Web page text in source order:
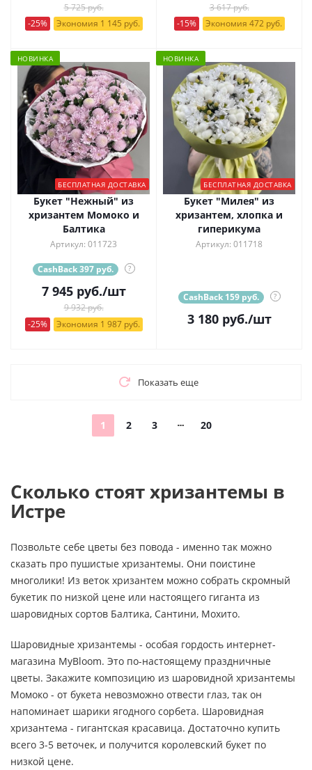
5 725 руб.
-25%
Экономия 1 145 руб.
3 617 руб.
-15%
Экономия 472 руб.
НОВИНКА
БЕСПЛАТНАЯ ДОСТАВКА
Букет "Нежный" из
хризантем Момоко и
Балтика
Артикул: 011723
CashBack 397 руб. ?
7 945руб./шт
9 932 руб.
-25%
Экономия 1 987 руб.
НОВИНКА
БЕСПЛАТНАЯ ДОСТАВКА
Букет "Милея" из
хризантем, хлопка и
гиперикума
Артикул: 011718
CashBack 159 руб. ?
3 180руб./шт
Показать еще
1 2 3 20
Сколько стоят хризантемы в
Истре
Позвольте себе цветы без повода - именно так можно
сказать про пушистые хризантемы. Они поистине
многолики! Из веток хризантем можно собрать скромный
букетик по низкой цене или настоящего гиганта из
шаровидных сортов Балтика, Сантини, Мохито.
Шаровидные хризантемы - особая гордость интернет-
магазина MyBloom. Это по-настоящему праздничные
цветы. Закажите композицию из шаровидной хризантемы
Момоко - от букета невозможно отвести глаз, так он
напоминает шарики ягодного сорбета. Шаровидная
хризантема - гигантская красавица. Достаточно купить
всего 3-5 веточек, и получится королевский букет по
низкой цене.